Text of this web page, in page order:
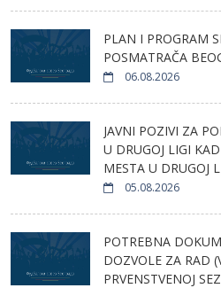
PLAN I PROGRAM
POSMATRAČA
06.08.2026
JAVNI POZIVI ZA
U DRUGOJ LIGI
MESTA U DRUGOJ
05.08.2026
POTREBNA
DOZVOLE ZA RAD
PRVENSTVENOJ